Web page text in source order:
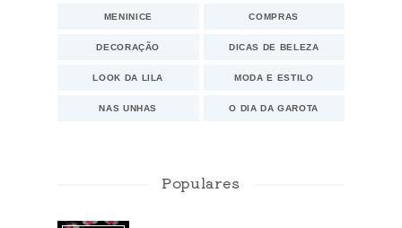
MENINICE COMPRAS
DECORAÇÃO DICAS DE BELEZA
LOOK DA LILA MODA E ESTILO
NAS UNHAS O DIA DA GAROTA
Populares